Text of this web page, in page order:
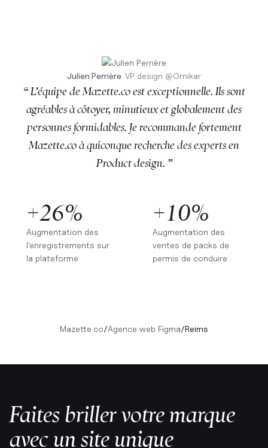
Julien Perrière VP design @Ornikar
“ L’équipe de Mazette.co est exceptionnelle. Ils sont
agréables à côtoyer, minutieux et globalement des
personnes formidables. Je recommande fortement
Mazette.co à quiconque recherche des experts en
Product design. ”
+26%
Augmentation des
l'enregistrements sur
la plateforme
+10%
Augmentation des
ventes de packs de
permis de conduire
Mazette.co/Agence web Figma/Reims
Faites briller votre marque
avec un site unique